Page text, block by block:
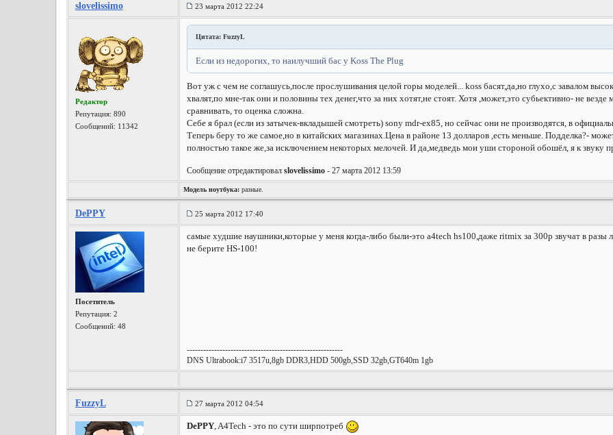
slovelissimo 23 марта 2012 22:24
Редактор
Репутация: 890
Сообщений: 11342
Цитата: FuzzyL
Если из недорогих, то наилучший бас у Koss The Plug
Вот уж с чем не соглашусь,после прослушивания целой горы моделей... koss басят,да,но глухо,с завалом
хвалят,по мне-так они и половины тех денег,что за них хотят,не стоят. Хотя ,может,это субьективно- не
сравнивать, то оценка сложна.
Себе я брал (если из затычек-вкладышей смотреть) sony mdr-ex85, но сейчас они не производятся, в
Теперь беру то же самое,но в китайских магазинах.Цена в районе 13 долларов ,есть меньше. Подделка?-
полностью такое же,за исключением некоторых мелочей. И да,медведь мои уши стороной обошёл, я к звуку
Сообщение отредактировал slovelissimo- 27 марта 2012 13:59
Модель ноутбука:разные.
DePPY 25 марта 2012 17:40
Посетитель
Репутация: 2
Сообщений: 48
самые худшие наушники,которые у меня когда-либо были-это а4tech hs100,даже ritmix за 300р звучат в
не берите HS-100!
---------------------------------------------------------
DNS Ultrabook:i7 3517u,8gb DDR3,HDD 500gb,SSD 32gb,GT640m 1gb
FuzzyL 27 марта 2012 04:54
DePPY, A4Tech - это по сути ширпотреб